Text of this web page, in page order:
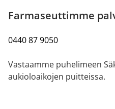
Farmaseuttimme
0440 87 9050
Vastaamme puhelimeen
aukioloaikojen puitteissa.